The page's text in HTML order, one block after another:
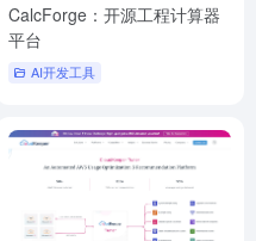
CalcForge：开源工程计算器
平台
AI开发工具